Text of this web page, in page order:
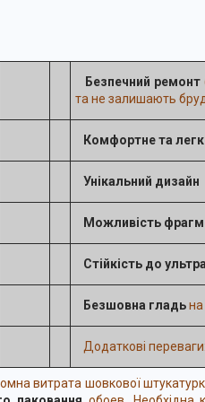
Безпечний ремонт
та не залишають
Комфортне та
Унікальний дизайн
Можливість
Стійкість до
Безшовна гладьна
Додаткові переваги:
витрата шовкової